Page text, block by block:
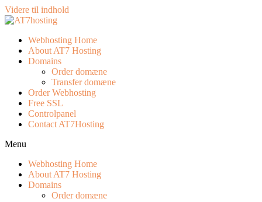
Videre til indhold
Webhosting Home
About AT7 Hosting
Domains
Order domæne
Transfer domæne
Order Webhosting
Free SSL
Controlpanel
Contact AT7Hosting
Menu
Webhosting Home
About AT7 Hosting
Domains
Order domæne